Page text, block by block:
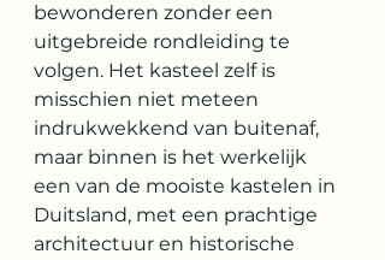
bewonderen zonder een
uitgebreide rondleiding te
volgen. Het kasteel zelf is
misschien niet meteen
indrukwekkend van buitenaf,
maar binnen is het werkelijk
een van de mooiste kastelen in
Duitsland, met een prachtige
architectuur en historische